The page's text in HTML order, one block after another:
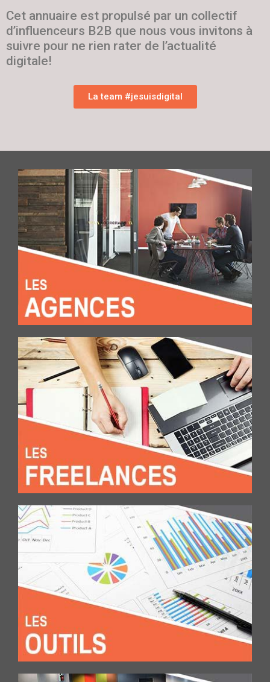
Cet annuaire est propulsé par un collectif
d’influenceurs B2B que nous vous invitons à
suivre pour ne rien rater de l’actualité
digitale!
La team #jesuisdigital